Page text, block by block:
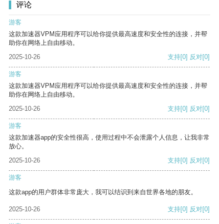
评论
游客
这款加速器VPM应用程序可以给你提供最高速度和安全性的连接，并帮
助你在网络上自由移动。
2025-10-26
支持[0] 反对[0]
游客
这款加速器VPM应用程序可以给你提供最高速度和安全性的连接，并帮
助你在网络上自由移动。
2025-10-26
支持[0] 反对[0]
游客
这款加速器app的安全性很高，使用过程中不会泄露个人信息，让我非常
放心。
2025-10-26
支持[0] 反对[0]
游客
这款app的用户群体非常庞大，我可以结识到来自世界各地的朋友。
2025-10-26 支持[0] 反对[0]